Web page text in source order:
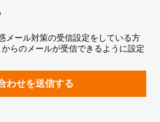
メール対策の受信設定をしている方
らのメールが受信できるように設定
わせを送信する